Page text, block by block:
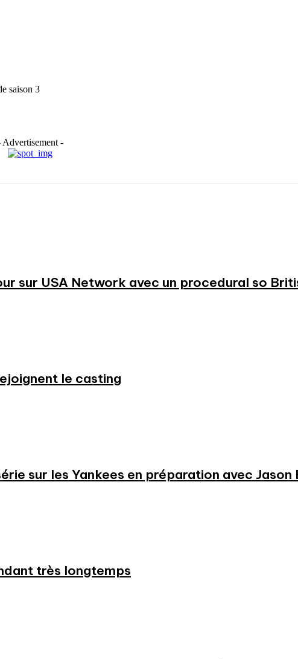
saison 3
Advertisement -
sur USA Network avec un procedural so
le casting
sur les Yankees en préparation avec Jason
très longtemps